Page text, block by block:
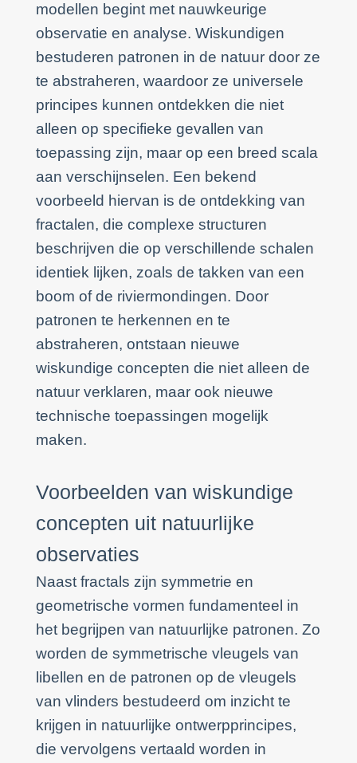
modellen begint met nauwkeurige
observatie en analyse. Wiskundigen
bestuderen patronen in de natuur door ze
te abstraheren, waardoor ze universele
principes kunnen ontdekken die niet
alleen op specifieke gevallen van
toepassing zijn, maar op een breed scala
aan verschijnselen. Een bekend
voorbeeld hiervan is de ontdekking van
fractalen, die complexe structuren
beschrijven die op verschillende schalen
identiek lijken, zoals de takken van een
boom of de riviermondingen. Door
patronen te herkennen en te
abstraheren, ontstaan nieuwe
wiskundige concepten die niet alleen de
natuur verklaren, maar ook nieuwe
technische toepassingen mogelijk
maken.
Voorbeelden van wiskundige
concepten uit natuurlijke
observaties
Naast fractals zijn symmetrie en
geometrische vormen fundamenteel in
het begrijpen van natuurlijke patronen. Zo
worden de symmetrische vleugels van
libellen en de patronen op de vleugels
van vlinders bestudeerd om inzicht te
krijgen in natuurlijke ontwerpprincipes,
die vervolgens vertaald worden in